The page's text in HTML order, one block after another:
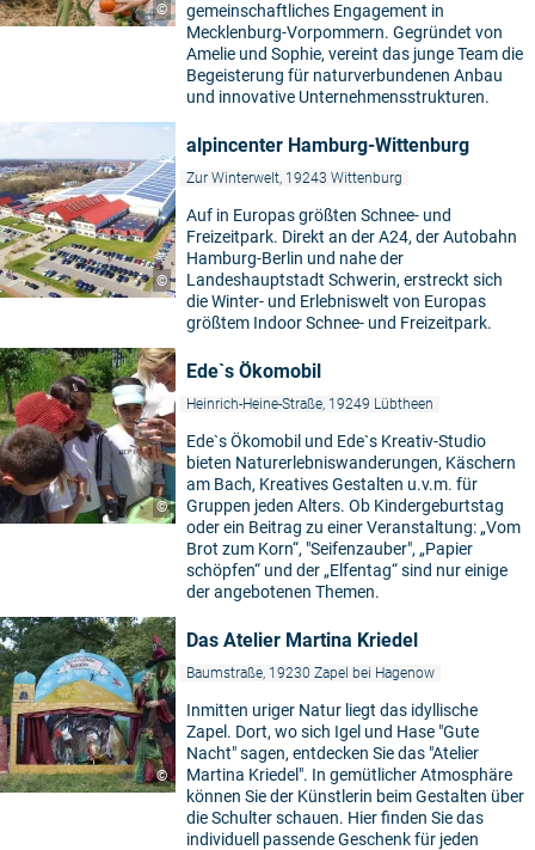
©
gemeinschaftliches Engagement in
Mecklenburg-Vorpommern. Gegründet von
Amelie und Sophie, vereint das junge Team die
Begeisterung für naturverbundenen Anbau
und innovative Unternehmensstrukturen.
©
alpincenter Hamburg-Wittenburg
Zur Winterwelt, 19243 Wittenburg
Auf in Europas größten Schnee- und
Freizeitpark. Direkt an der A24, der Autobahn
Hamburg-Berlin und nahe der
Landeshauptstadt Schwerin, erstreckt sich
die Winter- und Erlebniswelt von Europas
größtem Indoor Schnee- und Freizeitpark.
©
Ede`s Ökomobil
Heinrich-Heine-Straße, 19249 Lübtheen
Ede`s Ökomobil und Ede`s Kreativ-Studio
bieten Naturerlebniswanderungen, Käschern
am Bach, Kreatives Gestalten u.v.m. für
Gruppen jeden Alters. Ob Kindergeburtstag
oder ein Beitrag zu einer Veranstaltung: „Vom
Brot zum Korn“, "Seifenzauber", „Papier
schöpfen“ und der „Elfentag“ sind nur einige
der angebotenen Themen.
©
Das Atelier Martina Kriedel
Baumstraße, 19230 Zapel bei Hagenow
Inmitten uriger Natur liegt das idyllische
Zapel. Dort, wo sich Igel und Hase "Gute
Nacht" sagen, entdecken Sie das "Atelier
Martina Kriedel". In gemütlicher Atmosphäre
können Sie der Künstlerin beim Gestalten über
die Schulter schauen. Hier finden Sie das
individuell passende Geschenk für jeden